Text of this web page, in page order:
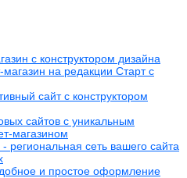
с конструктором дизайна
на редакции Старт с
сайт с конструктором
сайтов с уникальным
магазином
региональная сеть вашего сайта
и простое оформление